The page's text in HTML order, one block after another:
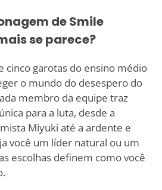
de Smile
se parece?
cinco garotas do ensino médio
o mundo do desespero do
membro da equipe traz
para a luta, desde a
Miyuki até a ardente e
você um líder natural ou um
escolhas definem como você